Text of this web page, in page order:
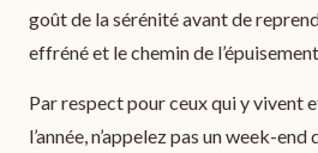
goût de la sérénité avant de
effréné et le chemin de
Par respect pour ceux qui y vivent
l’année, n’appelez pas un week-